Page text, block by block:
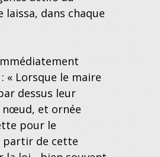
dans chaque
« Lorsque le maire
dessus leur
nœud, et ornée
pour le
partir de cette